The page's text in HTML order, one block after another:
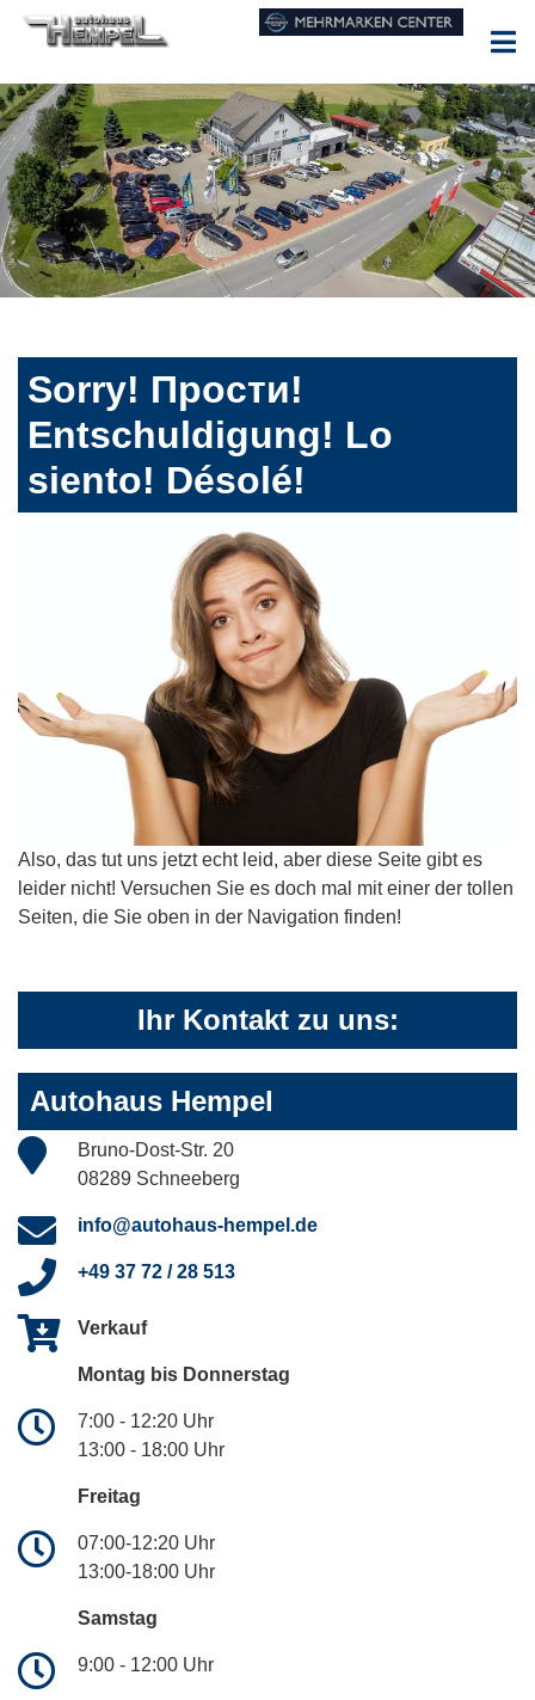
Sorry! Прости!
Entschuldigung! Lo
siento! Désolé!
Also, das tut uns jetzt echt leid, aber diese Seite gibt es
leider nicht! Versuchen Sie es doch mal mit einer der tollen
Seiten, die Sie oben in der Navigation finden!
Ihr Kontakt zu uns:
Autohaus Hempel
Bruno-Dost-Str. 20
08289 Schneeberg
info@autohaus-hempel.de
+49 37 72 / 28 513
Verkauf
Montag bis Donnerstag
7:00 - 12:20 Uhr
13:00 - 18:00 Uhr
Freitag
07:00-12:20 Uhr
13:00-18:00 Uhr
Samstag
9:00 - 12:00 Uhr